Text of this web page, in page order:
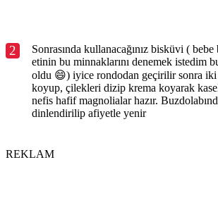
2
Sonrasında kullanacağınız bisküvi (
etinin bu minnaklarını denemek istedim
oldu 😄) iyice rondodan geçirilir sonra iki
koyup, çilekleri dizip krema koyarak
nefis hafif magnolialar hazır.
dinlendirilip afiyetle yenir
REKLAM